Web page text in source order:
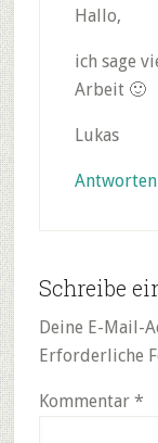
Hallo,
ich sage
Arbeit 🙂
Lukas
Antworten
Schreibe
Deine E-Mail-
Erforderliche
Kommentar *